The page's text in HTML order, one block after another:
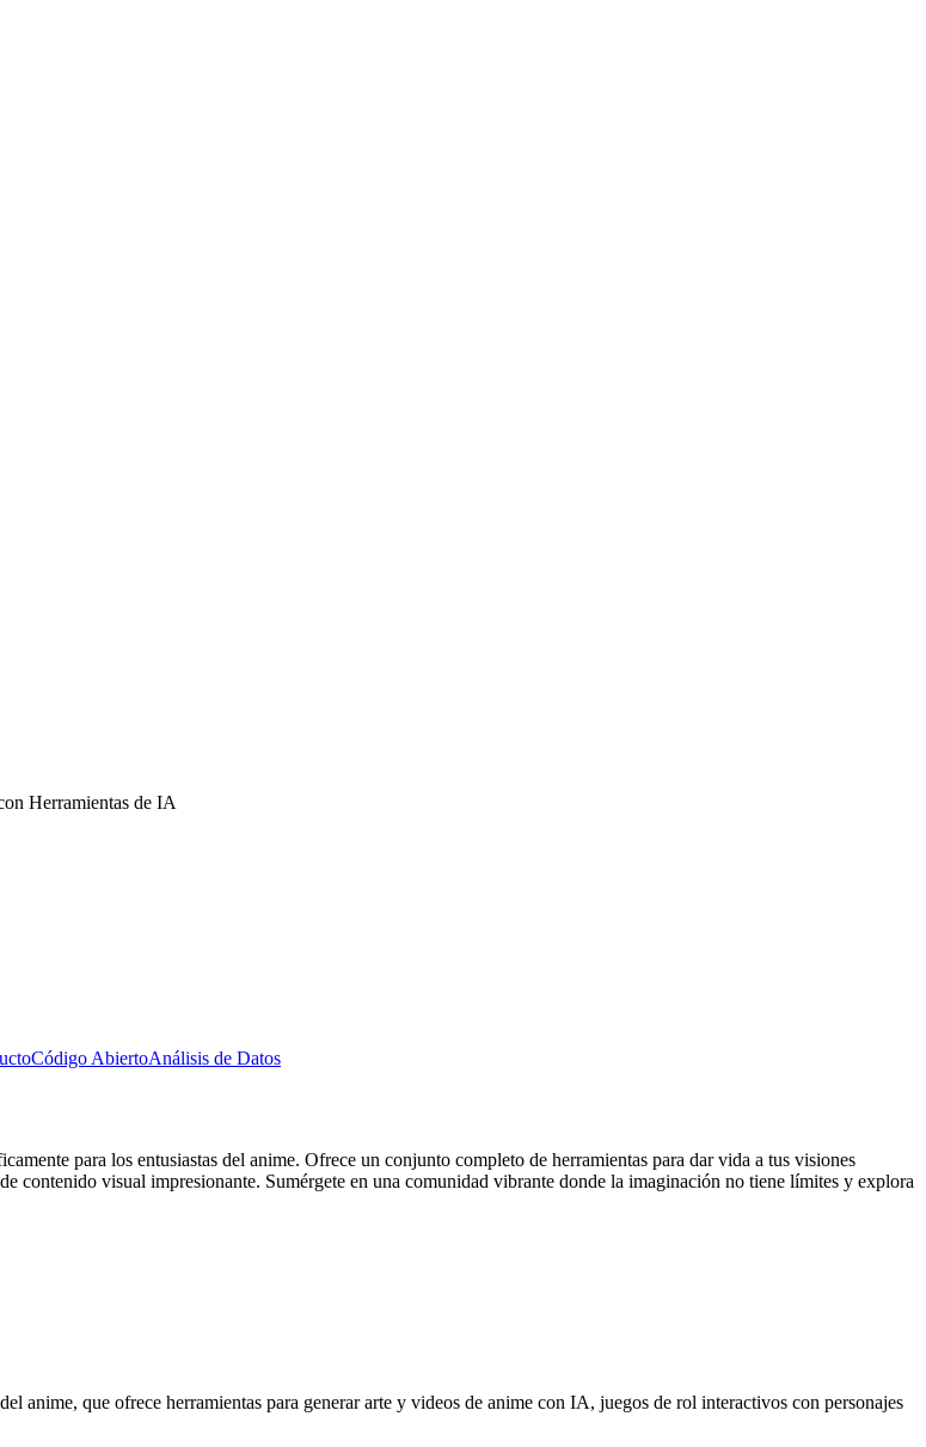
Herramientas de IA
Código AbiertoAnálisis de Datos
para los entusiastas del anime. Ofrece un conjunto completo de herramientas para dar vida a tus visiones
contenido visual impresionante. Sumérgete en una comunidad vibrante donde la imaginación no tiene límites y explora
anime, que ofrece herramientas para generar arte y videos de anime con IA, juegos de rol interactivos con personajes